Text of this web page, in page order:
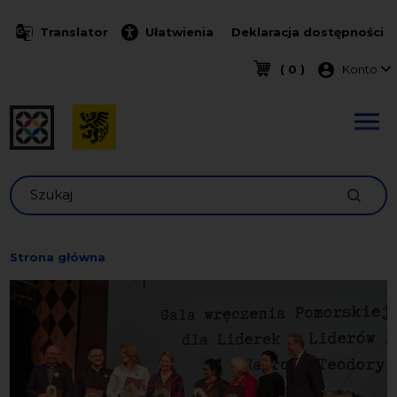
Translator Ułatwienia Deklaracja dostępności
( 0 ) Menu
Konto
Szukaj
Strona główna